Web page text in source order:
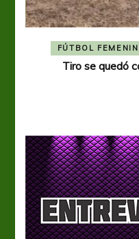
FÚTBOL
Tiro se quedó